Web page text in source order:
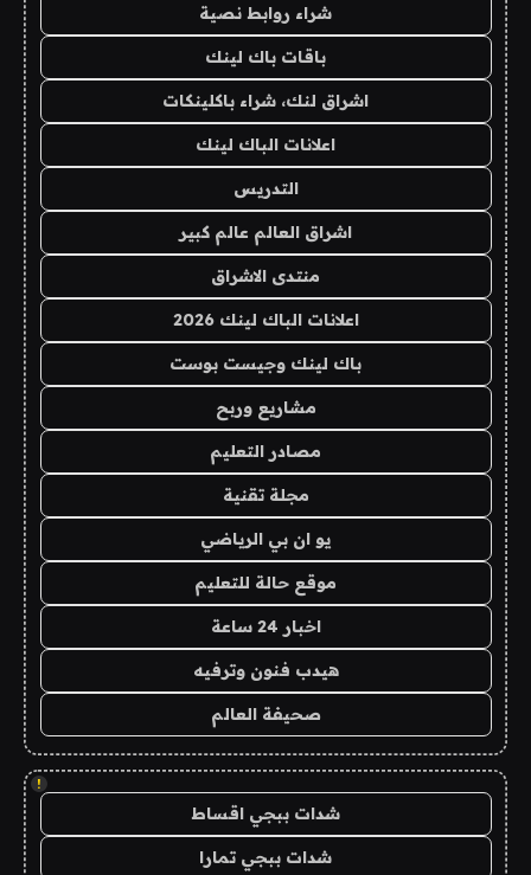
شراء روابط نصية
باقات باك لينك
اشراق لنك، شراء باكلينكات
اعلانات الباك لينك
التدريس
اشراق العالم عالم كبير
منتدى الاشراق
اعلانات الباك لينك 2026
باك لينك وجيست بوست
مشاريع وربح
مصادر التعليم
مجلة تقنية
يو ان بي الرياضي
موقع حالة للتعليم
اخبار 24 ساعة
هيدب فنون وترفيه
صحيفة العالم
!
شدات ببجي اقساط
شدات ببجي تمارا